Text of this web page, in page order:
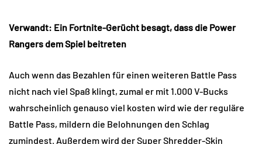
Verwandt: Ein Fortnite-Gerücht besagt, dass die Power
Rangers dem Spiel beitreten
Auch wenn das Bezahlen für einen weiteren Battle Pass
nicht nach viel Spaß klingt, zumal er mit 1.000 V-Bucks
wahrscheinlich genauso viel kosten wird wie der reguläre
Battle Pass, mildern die Belohnungen den Schlag
zumindest. Außerdem wird der Super Shredder-Skin